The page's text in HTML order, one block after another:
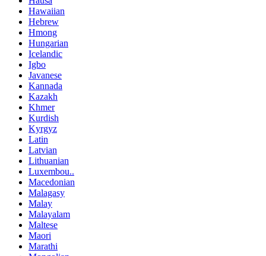
Hawaiian
Hebrew
Hmong
Hungarian
Icelandic
Igbo
Javanese
Kannada
Kazakh
Khmer
Kurdish
Kyrgyz
Latin
Latvian
Lithuanian
Luxembou..
Macedonian
Malagasy
Malay
Malayalam
Maltese
Maori
Marathi